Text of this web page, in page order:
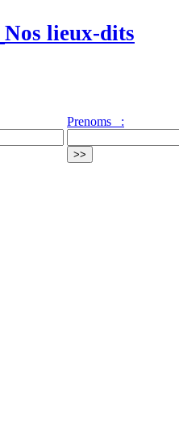
Nos lieux-dits
Prenoms :